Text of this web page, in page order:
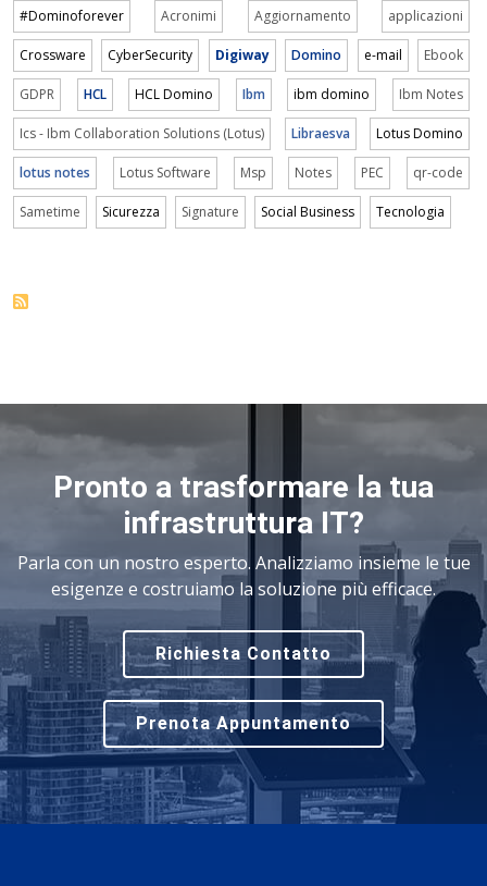
#Dominoforever Acronimi Aggiornamento applicazioni
Crossware CyberSecurity Digiway Domino e-mail Ebook
GDPR HCL HCL Domino Ibm ibm domino Ibm Notes
Ics - Ibm Collaboration Solutions (Lotus) Libraesva Lotus Domino
lotus notes Lotus Software Msp Notes PEC qr-code
Sametime Sicurezza Signature Social Business Tecnologia
Pronto a trasformare la tua
infrastruttura IT?
Parla con un nostro esperto. Analizziamo insieme le tue
esigenze e costruiamo la soluzione più efficace.
Richiesta Contatto
Prenota Appuntamento